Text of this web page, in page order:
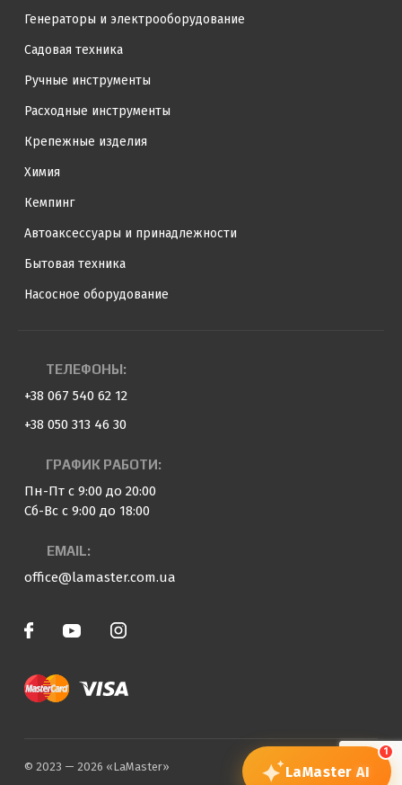
© 2023 — 2026 «LaMaster»
Генераторы и электрооборудование
Садовая техника
Ручные инструменты
Расходные инструменты
Крепежные изделия
Химия
Кемпинг
Автоаксессуары и принадлежности
Бытовая техника
Насосное оборудование
ТЕЛЕФОНЫ:
+38 067 540 62 12
+38 050 313 46 30
ГРАФИК РАБОТИ:
Пн-Пт с 9:00 до 20:00
Сб-Вс с 9:00 до 18:00
EMAIL:
office@lamaster.com.ua
1
LaMaster AI